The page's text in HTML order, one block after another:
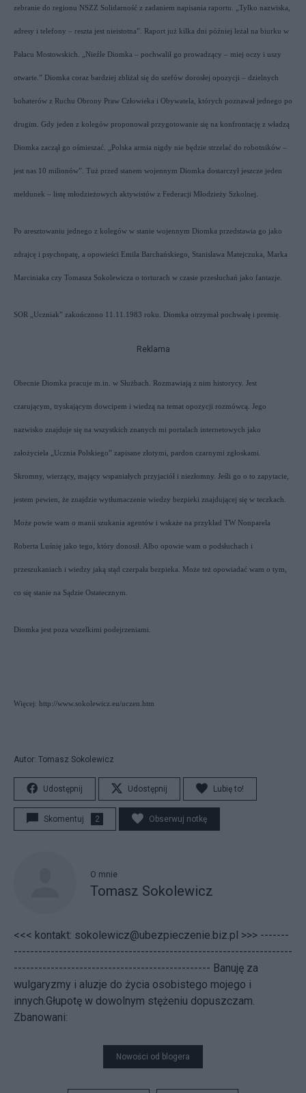
zebranie do regionu NSZZ Solidarność z zadaniem napisania raportu. „Tylko nazwiska,
adresy i telefony – reszta jest nieistotna”. Raport już kilka dni później leżał na biurku w
Pałacu Mostowskich. „Nieźle Diomka – pochwalił go prowadzący – miej oczy i uszy
otwarte.” Diomka coraz bardziej zbliżał się do szefów dorosłej opozycji – dzielnych
bohaterów z Ruchu Obrony Praw Człowieka i Obywatela, których poznawał jednego po
drugim. Gdy jeden z kolegów proponował przygotowanie się na konfrontację z władzą
Diomka zaczął go ośmieszać. „Polska armia nigdy nie będzie strzelać do robotników –
jest nas 10 milionów”. Tuż przed stanem wojennym Diomka dostarczył jeszcze jeden
meldunek – listę młodzieżowych aktywistów z Federacji Młodzieży Szkolnej.
Po aresztowaniu jednego z kolegów w stanie wojennym Diomka przedstawia go jako
zdrajcę i psychopatę, a opowieści Emila Barchańskiego, Stanisława Matejczuka, Marka
Marciniaka czy Tomasza Sokolewicza o torturach w czasie przesłuchań jako fantazje.
SOR „Uczniak” zakończono 11.11.1983 roku. Diomka otrzymał pochwałę i premię.
Reklama
Obecnie Diomka pracuje m.in. w Służbach. Rozmawiają z nim historycy. Jest
czarującym, tryskającym dowcipem i wiedzą na temat opozycji rozmówcą. Jego
nazwisko znajduje się na wszystkich znanych mi portalach internetowych jako
założyciela „Ucznia Polskiego” zapisane złotymi, pardon czarnymi zgłoskami.
Skromny, wierzący, mający wspaniałych przyjaciół i niezłomny. Jeśli go o to zapytacie,
jestem pewien, że znajdzie wytłumaczenie wiedzy bezpieki znajdującej się w teczkach.
Może powie wam o manii szukania agentów i wskaże na przykład TW Nonparela
Roberta Luśnię jako tego, który donosił. Albo opowie wam o podsłuchach i
przeszukaniach i wiedzy jaką stąd czerpała bezpieka. Może też opowiadać wam o tym,
co się stanie na Sądzie Ostatecznym.
Diomka jest poza wszelkimi podejrzeniami.
Więcej: http://www.sokolewicz.eu/uczen.htm
Autor: Tomasz Sokolewicz
Udostępnij Udostępnij Lubię to!
Skomentuj 2 Obserwuj notkę
O mnie
Tomasz Sokolewicz
<<< kontakt: sokolewicz@ubezpieczenie.biz.pl >>> -------
--------------------------------------------------------------------
------------------------------------------------ Banuję za
wulgaryzmy i aluzje do życia osobistego mojego i
innych.Głupotę w dowolnym stężeniu dopuszczam.
Zbanowani:
Nowości od blogera